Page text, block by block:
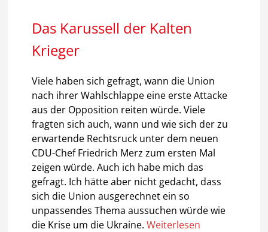
Das Karussell der Kalten
Krieger
Viele haben sich gefragt, wann die Union
nach ihrer Wahlschlappe eine erste Attacke
aus der Opposition reiten würde. Viele
fragten sich auch, wann und wie sich der zu
erwartende Rechtsruck unter dem neuen
CDU-Chef Friedrich Merz zum ersten Mal
zeigen würde. Auch ich habe mich das
gefragt. Ich hätte aber nicht gedacht, dass
sich die Union ausgerechnet ein so
unpassendes Thema aussuchen würde wie
die Krise um die Ukraine.Weiterlesen